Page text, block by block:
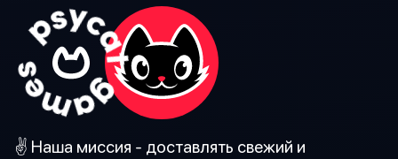
✌️ Наша миссия - доставлять свежий и